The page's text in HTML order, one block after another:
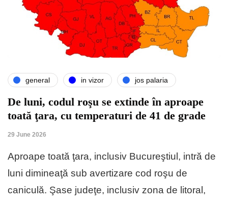
general in vizor jos palaria
De luni, codul roşu se extinde în aproape
toată ţara, cu temperaturi de 41 de grade
29 June 2026
Aproape toată ţara, inclusiv Bucureştiul, intră de
luni dimineaţă sub avertizare cod roşu de
caniculă. Şase judeţe, inclusiv zona de litoral,